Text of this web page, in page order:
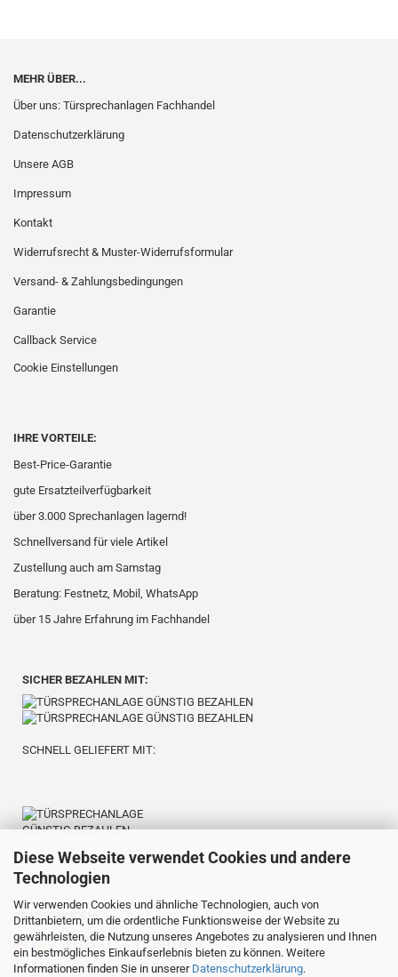
Diese Webseite verwendet Cookies und andere
Technologien
Wir verwenden Cookies und ähnliche Technologien, auch von
Drittanbietern, um die ordentliche Funktionsweise der Website zu
gewährleisten, die Nutzung unseres Angebotes zu analysieren und Ihnen
ein bestmögliches Einkaufserlebnis bieten zu können. Weitere
Informationen finden Sie in unserer Datenschutzerklärung.
MEHR ÜBER...
Über uns: Türsprechanlagen Fachhandel
Datenschutzerklärung
Unsere AGB
Impressum
Kontakt
Widerrufsrecht & Muster-Widerrufsformular
Versand- & Zahlungsbedingungen
Garantie
Callback Service
Cookie Einstellungen
IHRE VORTEILE:
Best-Price-Garantie
gute Ersatzteilverfügbarkeit
über 3.000 Sprechanlagen lagernd!
Schnellversand für viele Artikel
Zustellung auch am Samstag
Beratung: Festnetz, Mobil, WhatsApp
über 15 Jahre Erfahrung im Fachhandel
SICHER BEZAHLEN MIT:
SCHNELL GELIEFERT MIT:
BEWERTUNGEN:
ebay 100,0 % positiv
23.419 Bewertungen mit 5,0⭐️⭐️⭐️⭐️⭐️